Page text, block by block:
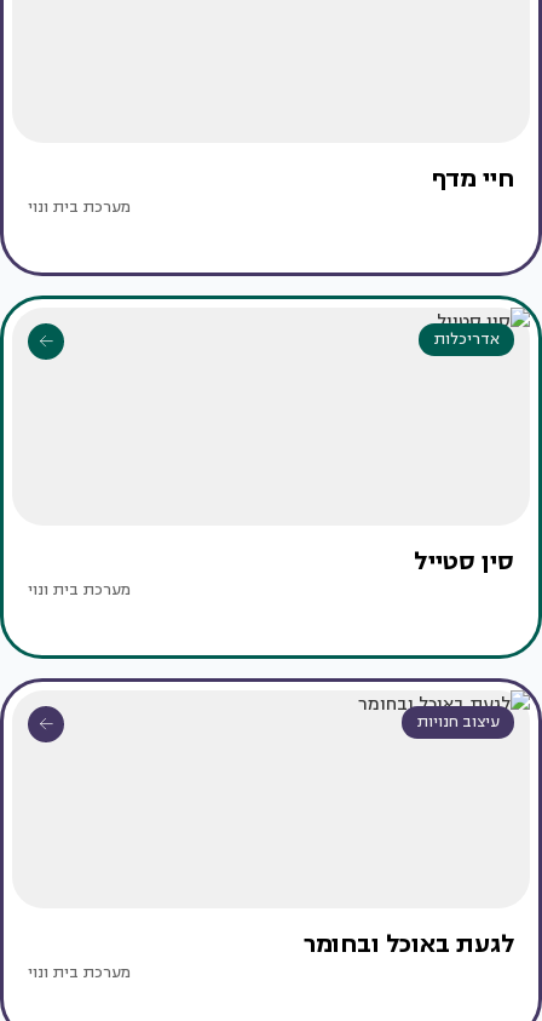
חיי מדף
מערכת בית ונוי
אדריכלות
סין סטייל
מערכת בית ונוי
עיצוב חנויות
לגעת באוכל ובחומר
מערכת בית ונוי